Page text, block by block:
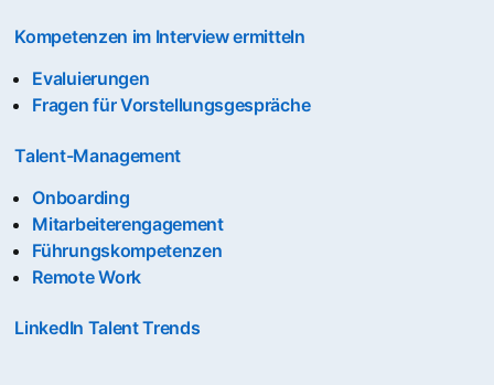
Kompetenzen im Interview ermitteln
Evaluierungen
Fragen für Vorstellungsgespräche
Talent-Management
Onboarding
Mitarbeiterengagement
Führungskompetenzen
Remote Work
LinkedIn Talent Trends